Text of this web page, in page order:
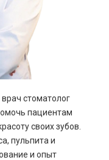
стоматолог
пациентам
своих зубов.
пульпита и
и опыт